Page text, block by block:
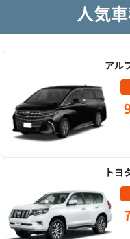
人気
アル
トヨ